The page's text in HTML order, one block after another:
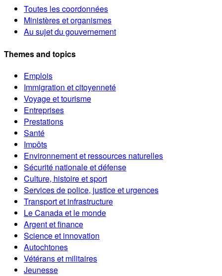
Toutes les coordonnées
Ministères et organismes
Au sujet du gouvernement
Themes and topics
Emplois
Immigration et citoyenneté
Voyage et tourisme
Entreprises
Prestations
Santé
Impôts
Environnement et ressources naturelles
Sécurité nationale et défense
Culture, histoire et sport
Services de police, justice et urgences
Transport et infrastructure
Le Canada et le monde
Argent et finance
Science et innovation
Autochtones
Vétérans et militaires
Jeunesse